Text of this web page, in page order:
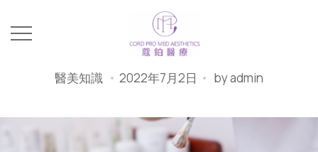
醫美知識 2022年7月2日 byadmin